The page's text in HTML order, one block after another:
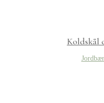
Koldskål